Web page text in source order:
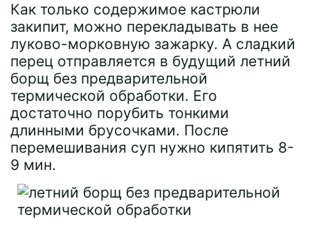
Как только содержимое кастрюли
закипит, можно перекладывать в нее
луково-морковную зажарку. А сладкий
перец отправляется в будущий летний
борщ без предварительной
термической обработки. Его
достаточно порубить тонкими
длинными брусочками. После
перемешивания суп нужно кипятить 8-
9 мин.